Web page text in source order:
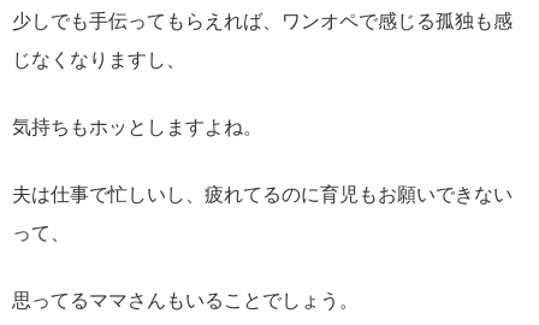
少しでも手伝ってもらえれば、ワンオペで感じる孤独も感
じなくなりますし、
気持ちもホッとしますよね。
夫は仕事で忙しいし、疲れてるのに育児もお願いできない
って、
思ってるママさんもいることでしょう。